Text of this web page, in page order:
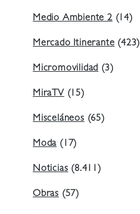
Medio Ambiente 2(14)
Mercado Itinerante (423)
Micromovilidad (3)
MiraTV (15)
Misceláneos (65)
Moda (17)
Noticias (8.411)
Obras (57)